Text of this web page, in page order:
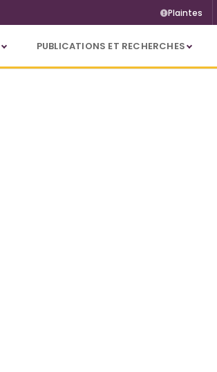
Plaintes
PUBLICATIONS ET RECHERCHES